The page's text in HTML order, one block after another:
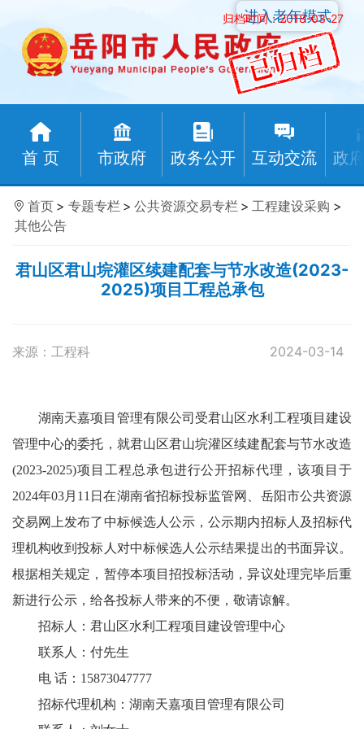
归档时间：2018-03-27
首 页 市政府 政务公开 互动交流 政
进入老年模式
首页 > 专题专栏 > 公共资源交易专栏 > 工程建设采购 >
其他公告
君山区君山垸灌区续建配套与节水改造(2023-
2025)项目工程总承包
来源：工程科 2024-03-14
湖南天嘉项目管理有限公司受君山区水利工程项目建设
管理中心的委托，就君山区君山垸灌区续建配套与节水改造
(2023-2025)项目工程总承包进行公开招标代理，该项目于
2024年03月11日在湖南省招标投标监管网、岳阳市公共资源
交易网上发布了中标候选人公示，公示期内招标人及招标代
理机构收到投标人对中标候选人公示结果提出的书面异议。
根据相关规定，暂停本项目招投标活动，异议处理完毕后重
新进行公示，给各投标人带来的不便，敬请谅解。
招标人：君山区水利工程项目建设管理中心
联系人：付先生
电 话：15873047777
招标代理机构：湖南天嘉项目管理有限公司